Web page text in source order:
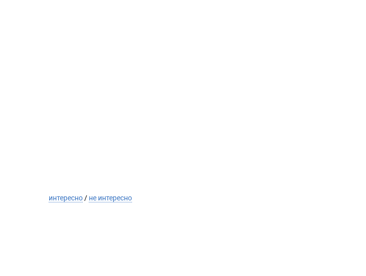
интересно / не интересно